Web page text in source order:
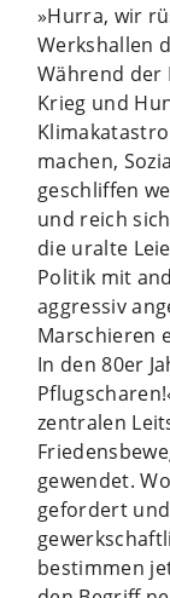
»Hurra, wir
Werkshallen
Während der
Krieg und
machen,
geschliffen
und reich
die uralte
Politik mit
aggressiv
Marschieren
In den 80er
zentralen
gewendet.
gefordert
bestimmen